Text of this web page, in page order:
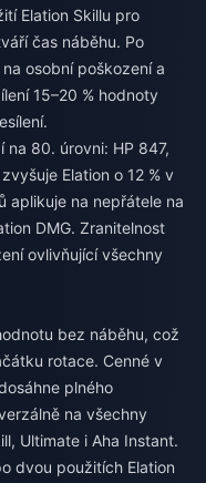
Elation Skillu pro
čas náběhu. Po
osobní poškození a
15–20 % hodnoty
na 80. úrovni: HP 847,
Elation o 12 % v
aplikuje na nepřátele na
DMG. Zranitelnost
ovlivňující všechny
bez náběhu, což
rotace. Cenné v
plného
na všechny
Ultimate i Aha Instant.
dvou použitích Elation